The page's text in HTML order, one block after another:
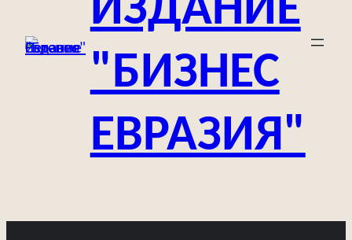
ИЗДАНИЕ
"БИЗНЕС
ЕВРАЗИЯ"